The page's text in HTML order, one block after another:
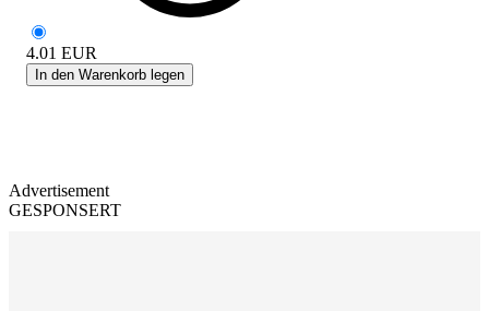
4.01 EUR
In den Warenkorb legen
Advertisement
GESPONSERT